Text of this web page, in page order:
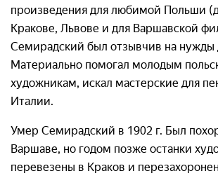
произведения для любимой Польши
Кракове, Львове и для Варшавской
Семирадский был отзывчив на нужды
Материально помогал молодым
художникам, искал мастерские для
Италии.
Умер Семирадский в 1902 г. Был
Варшаве, но годом позже останки
перевезены в Краков и